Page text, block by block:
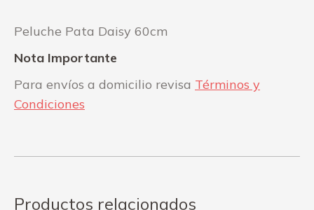
Peluche Pata Daisy 60cm
Nota Importante
Para envíos a domicilio revisa Términos y
Condiciones
Productos relacionados